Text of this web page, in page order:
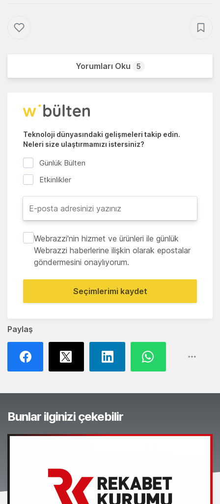
Paylaş
Yorumları Oku 5
Teknoloji dünyasındaki gelişmeleri takip edin.
Neleri size ulaştırmamızı istersiniz?
Günlük Bülten
Etkinlikler
Webrazzi'nin hizmet ve ürünleri ile günlük
Webrazzi haberlerine ilişkin olarak epostalar
göndermesini onaylıyorum.
Seçimlerimi kaydet
Bunlar ilginizi çekebilir